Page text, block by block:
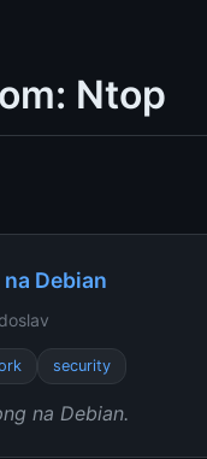
Ntop
Debian
security
na Debian.